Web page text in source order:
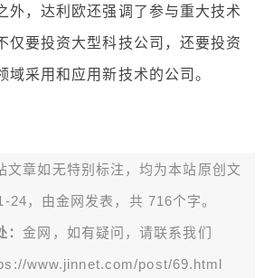
外，达利欧还强调了参与重大技术
仅要投资大型科技公司，还要投资
域采用和应用新技术的公司。
文章如无特别标注，均为本站原创文
24，由金网发表，共 716个字。
：金网，如有疑问，请联系我们
www.jinnet.com/post/69.html